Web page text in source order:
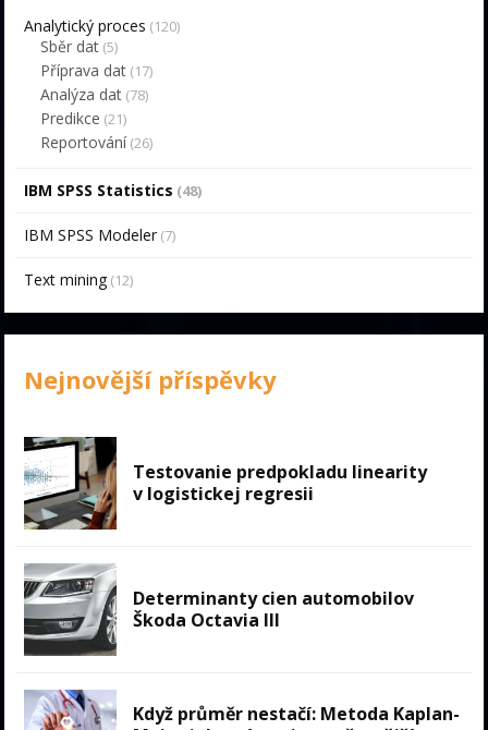
Analytický proces (120)
Sběr dat (5)
Příprava dat (17)
Analýza dat (78)
Predikce (21)
Reportování(26)
IBM SPSS Statistics (48)
IBM SPSS Modeler (7)
Text mining (12)
Nejnovější příspěvky
Testovanie predpokladu linearity
v logistickej regresii
Determinanty cien automobilov
Škoda Octavia III
Když průměr nestačí: Metoda Kaplan-